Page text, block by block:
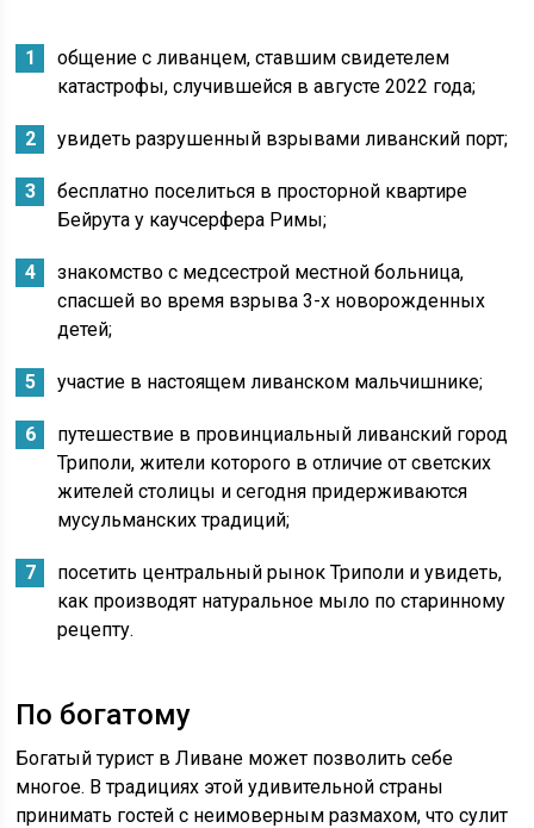
общение с ливанцем, ставшим свидетелем
катастрофы, случившейся в августе 2022 года;
увидеть разрушенный взрывами ливанский порт;
бесплатно поселиться в просторной квартире
Бейрута у каучсерфера Римы;
знакомство с медсестрой местной больница,
спасшей во время взрыва 3-х новорожденных
детей;
участие в настоящем ливанском мальчишнике;
путешествие в провинциальный ливанский город
Триполи, жители которого в отличие от светских
жителей столицы и сегодня придерживаются
мусульманских традиций;
посетить центральный рынок Триполи и увидеть,
как производят натуральное мыло по старинному
рецепту.
По богатому
Богатый турист в Ливане может позволить себе
многое. В традициях этой удивительной страны
принимать гостей с неимоверным размахом, что сулит